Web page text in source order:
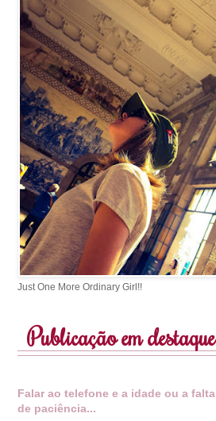
Just One More Ordinary Girl!!
Publicação em destaque
Falar ao telefone e a idade ou a falta
de paciência...